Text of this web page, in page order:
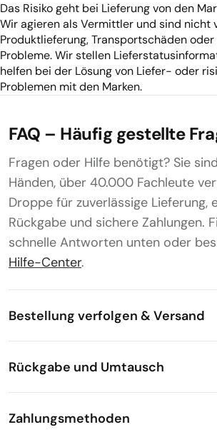
Das Risiko geht bei Lieferung von den
Wir agieren als Vermittler und sind nicht
Produktlieferung, Transportschäden
Probleme. Wir stellen
helfen bei der Lösung von Liefer- oder
Problemen mit den Marken.
FAQ – Häufig gestellte
Fragen oder Hilfe benötigt? Sie
Händen, über 40.000 Fachleute
Droppe für zuverlässige Lieferung,
Rückgabe und sichere Zahlungen.
schnelle Antworten unten oder
Hilfe-Center.
Bestellung verfolgen & Versand
Rückgabe und Umtausch
Zahlungsmethoden